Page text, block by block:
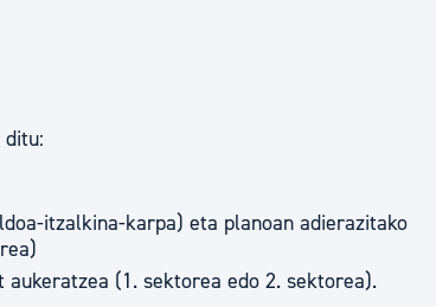
ditu:
itzalkina-karpa) eta planoan adierazitako
(1. sektorea edo 2. sektorea).